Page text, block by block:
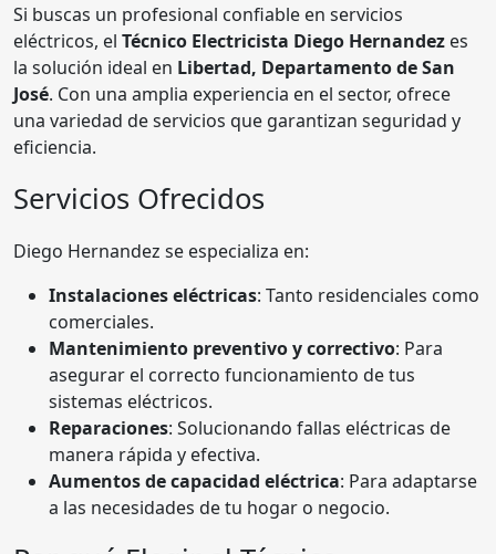
Si buscas un profesional confiable en servicios
eléctricos, el Técnico Electricista Diego Hernandez es
la solución ideal en Libertad, Departamento de San
José. Con una amplia experiencia en el sector, ofrece
una variedad de servicios que garantizan seguridad y
eficiencia.
Servicios Ofrecidos
Diego Hernandez se especializa en:
Instalaciones eléctricas: Tanto residenciales como
comerciales.
Mantenimiento preventivo y correctivo: Para
asegurar el correcto funcionamiento de tus
sistemas eléctricos.
Reparaciones: Solucionando fallas eléctricas de
manera rápida y efectiva.
Aumentos de capacidad eléctrica: Para adaptarse
a las necesidades de tu hogar o negocio.